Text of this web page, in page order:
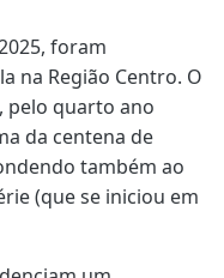
foram
na Região Centro. O
pelo quarto ano
da centena de
também ao
(que se iniciou em